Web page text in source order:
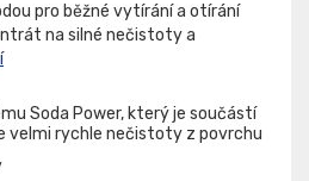
pro běžné vytírání a otírání
na silné nečistoty a
Soda Power, který je součástí
velmi rychle nečistoty z povrchu